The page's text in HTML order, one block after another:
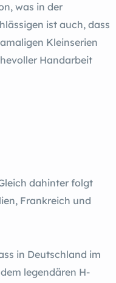
was in der
ist auch, dass
Kleinserien
Handarbeit
dahinter folgt
Frankreich und
in Deutschland im
legendären H-